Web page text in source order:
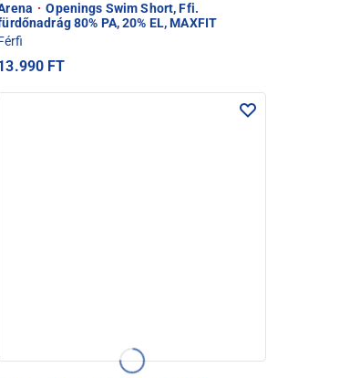
· Openings Swim Short, Ffi.
80% PA, 20% EL, MAXFIT
FT